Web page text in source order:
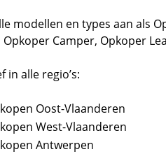
modellen en types aan als
Opkoper Camper, Opkoper
in alle regio’s:
Oost-Vlaanderen
West-Vlaanderen
Antwerpen